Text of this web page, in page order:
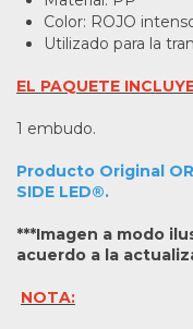
Color: ROJO
Utilizado para la
EL PAQUETE
1 embudo.
Producto Original
SIDE LED®.
***Imagen a modo
acuerdo a la
NOTA: